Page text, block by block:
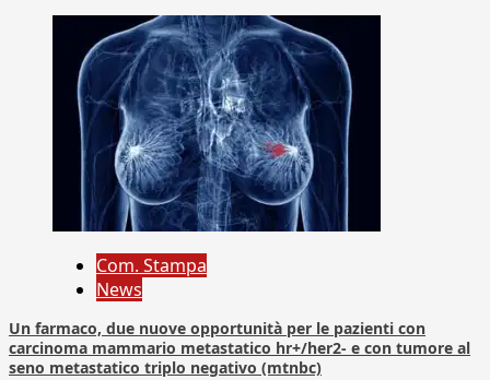
Com. Stampa
News
Un farmaco, due nuove opportunità per le pazienti con
carcinoma mammario metastatico hr+/her2- e con tumore al
seno metastatico triplo negativo (mtnbc)